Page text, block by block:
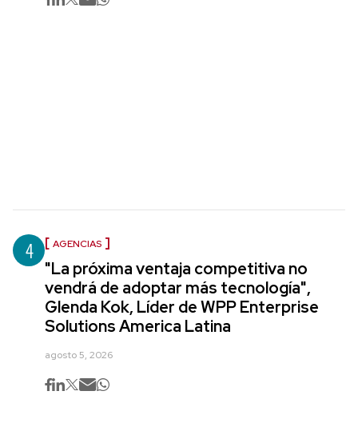
4 AGENCIAS
"La próxima ventaja competitiva no
vendrá de adoptar más tecnología",
Glenda Kok, Líder de WPP Enterprise
Solutions America Latina
agosto 5, 2026